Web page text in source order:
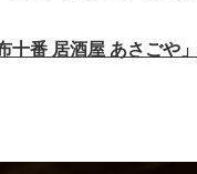
番 居酒屋 あさごや」